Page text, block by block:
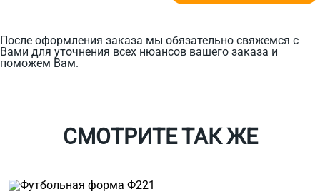
После оформления заказа мы обязательно свяжемся с
Вами для уточнения всех нюансов вашего заказа и
поможем Вам.
СМОТРИТЕ ТАК ЖЕ